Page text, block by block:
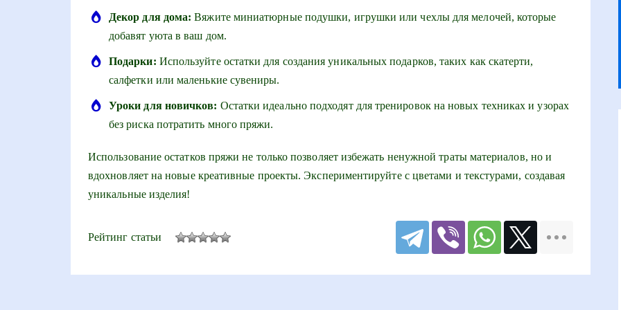
Декор для дома: Вяжите миниатюрные подушки, игрушки или чехлы для мелочей, которые
добавят уюта в ваш дом.
Подарки: Используйте остатки для создания уникальных подарков, таких как скатерти,
салфетки или маленькие сувениры.
Уроки для новичков: Остатки идеально подходят для тренировок на новых техниках и узорах
без риска потратить много пряжи.
Использование остатков пряжи не только позволяет избежать ненужной траты материалов, но и
вдохновляет на новые креативные проекты. Экспериментируйте с цветами и текстурами, создавая
уникальные изделия!
Рейтинг статьи